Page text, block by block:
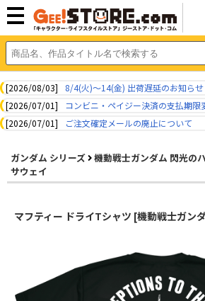
[2026/08/03]
8/4(火)～14(金) 出荷遅延のお知らせ
[2026/07/01]
コンビニ・ペイジー決済の支払期限
[2026/07/01]
ご注文確定メールの廃止について
ガンダム シリーズ
機動戦士ガンダム 閃光のハ
サウェイ
マフティー ドライTシャツ [機動戦士ガン